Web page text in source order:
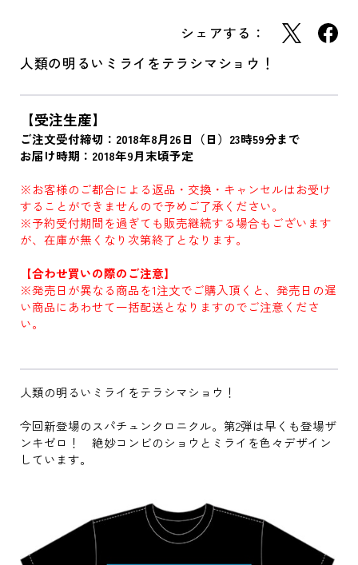
シェアする：
人類の明るいミライをテラシマショウ！
【受注生産】
ご注文受付締切：2018年8月26日（日）23時59分まで
お届け時期：2018年9月末頃予定
※お客様のご都合による返品・交換・キャンセルはお受け
することができませんので予めご了承ください。
※予約受付期間を過ぎても販売継続する場合もございます
が、在庫が無くなり次第終了となります。
【合わせ買いの際のご注意】
※発売日が異なる商品を1注文でご購入頂くと、発売日の遅
い商品にあわせて一括配送となりますのでご注意くださ
い。
人類の明るいミライをテラシマショウ！
今回新登場のスパチュンクロニクル。第2弾は早くも登場ザ
ンキゼロ！ 絶妙コンビのショウとミライを色々デザイン
しています。